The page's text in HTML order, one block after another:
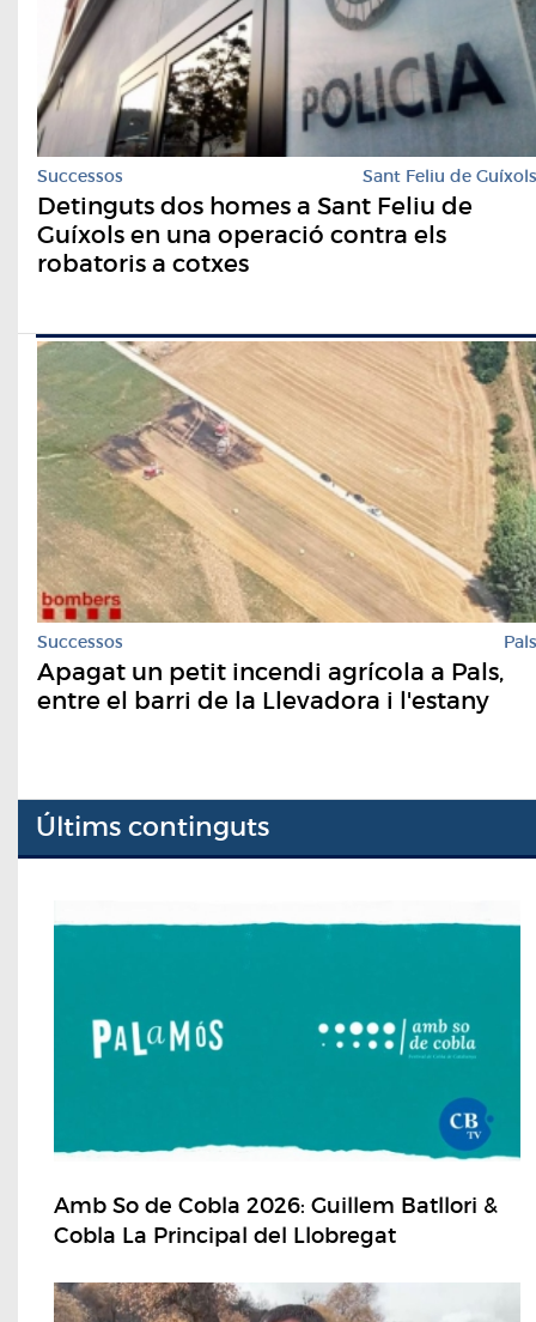
Successos Sant Feliu de Guíxols
Detinguts dos homes a Sant Feliu de
Guíxols en una operació contra els
robatoris a cotxes
Successos Pals
Apagat un petit incendi agrícola a Pals,
entre el barri de la Llevadora i l'estany
Últims continguts
Amb So de Cobla 2026: Guillem Batllori &
Cobla La Principal del Llobregat